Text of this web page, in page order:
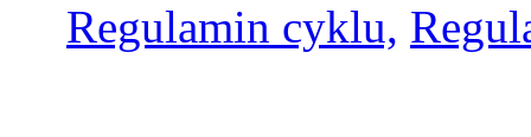
Regulamin cyklu,